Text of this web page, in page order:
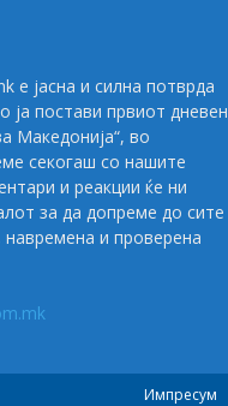
е јасна и силна потврда
ја постави првиот дневен
Македонија“, во
секогаш со нашите
и реакции ќе ни
за да допреме до сите
и проверена
Импресум